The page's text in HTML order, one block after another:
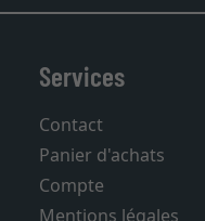
Services
Contact
Panier d'achats
Compte